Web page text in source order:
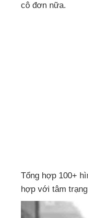
cô đơn nữa.
Tổng hợp 100+
hợp với tâm trạng